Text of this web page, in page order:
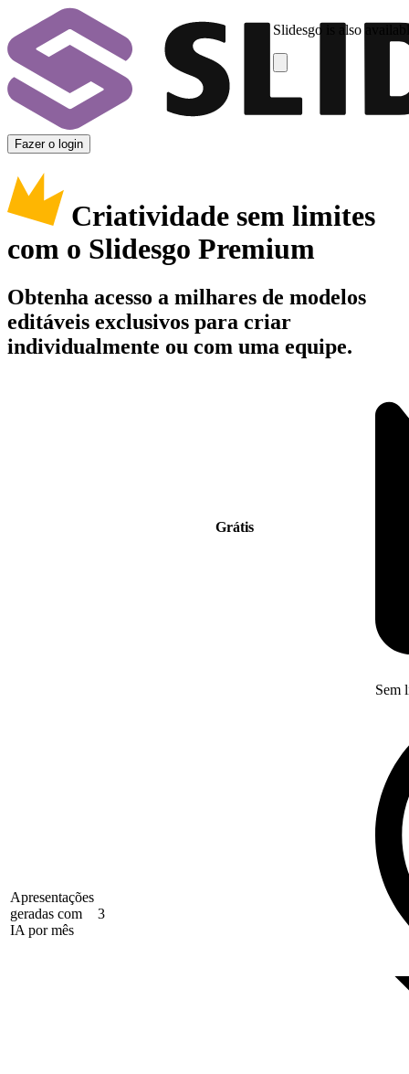
Slidesgo is also
Fazer o login
Criatividade sem limites
com o Slidesgo Premium
Obtenha acesso a milhares de modelos
editáveis exclusivos para criar
individualmente ou com uma equipe.
Grátis
Apresentações
geradas com
IA por mês
3
Sem